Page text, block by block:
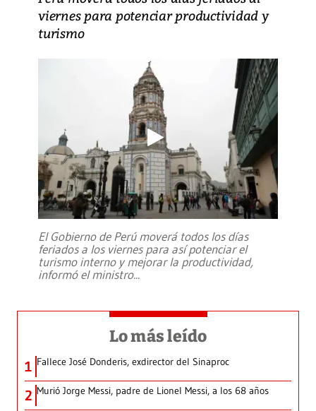
viernes para potenciar productividad y
turismo
El Gobierno de Perú moverá todos los días
feriados a los viernes para así potenciar el
turismo interno y mejorar la productividad,
informó el ministro...
Lo más leído
1 Fallece José Donderis, exdirector del Sinaproc
2 Murió Jorge Messi, padre de Lionel Messi, a los 68 años